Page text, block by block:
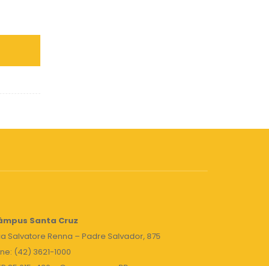
Santa Cruz
Salvatore Renna – Padre Salvador, 875
(42) 3621-1000